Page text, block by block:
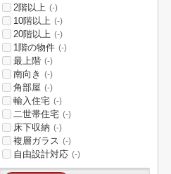
2階以上 (-)
10階以上 (-)
20階以上 (-)
1階の物件 (-)
最上階 (-)
南向き (-)
角部屋 (-)
輸入住宅 (-)
二世帯住宅 (-)
床下収納 (-)
複層ガラス (-)
自由設計対応 (-)